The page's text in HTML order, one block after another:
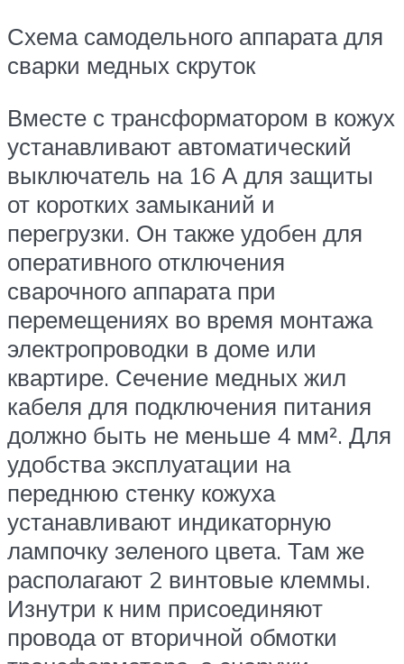
Схема самодельного аппарата для
сварки медных скруток
Вместе с трансформатором в кожух
устанавливают автоматический
выключатель на 16 А для защиты
от коротких замыканий и
перегрузки. Он также удобен для
оперативного отключения
сварочного аппарата при
перемещениях во время монтажа
электропроводки в доме или
квартире. Сечение медных жил
кабеля для подключения питания
должно быть не меньше 4 мм². Для
удобства эксплуатации на
переднюю стенку кожуха
устанавливают индикаторную
лампочку зеленого цвета. Там же
располагают 2 винтовые клеммы.
Изнутри к ним присоединяют
провода от вторичной обмотки